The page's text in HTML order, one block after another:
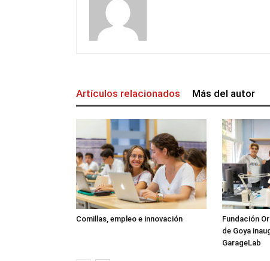
Artículos relacionados Más del autor
Comillas, empleo e innovación
Fundación
de Goya
GarageLab